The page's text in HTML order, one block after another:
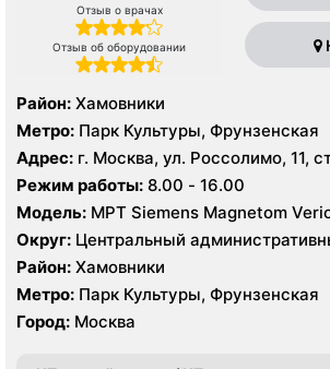
Отзыв о врачах
Отзыв об оборудовании
Район: Хамовники
Метро: Парк Культуры, Фрунзенская
Адрес: г. Москва, ул. Россолимо, 11,
Режим работы: 8.00 - 16.00
Модель: МРТ Siemens Magnetom
Toshiba Aquilion 160 срезов, УЗИ
Округ: Центральный
Район: Хамовники
Метро: Парк Культуры, Фрунзенская
Город: Москва